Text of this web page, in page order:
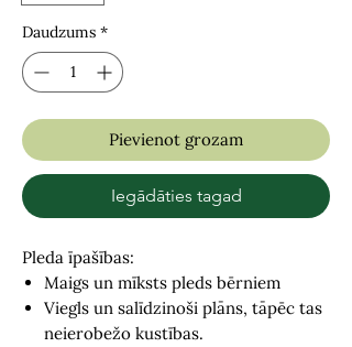
Daudzums *
Pievienot grozam
Iegādāties tagad
Pleda īpašības:
Maigs un mīksts pleds bērniem
Viegls un salīdzinoši plāns, tāpēc tas
neierobežo kustības.